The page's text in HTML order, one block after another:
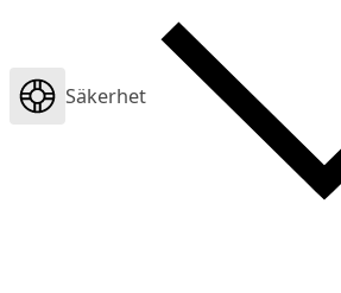
Säkerhet